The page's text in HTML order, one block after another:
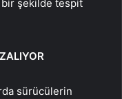
bir şekilde tespit
sürücülerin